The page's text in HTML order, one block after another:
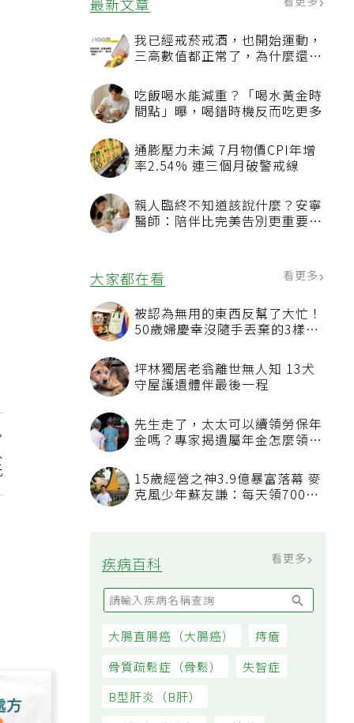
最新文章 看更多
我已經戒菸戒酒，也開始運動，
三高數值都正常了，為什麼還不
吃飯喝水能減重？「喝水黃金時
間點」曝，喝錯時機反而吃更多
通膨壓力未減 7月物價CPI年增
率2.54% 連三個月破警戒線
親人臨終不知道該說什麼？安寧
醫師：陪伴比完美告別更重要，
大家都在看
被認為無用的東西反幫了大忙！
50歲婦慶幸沒隨手丟棄的3樣物
坪林獨居老翁離世無人知 13犬
守屋護遺體伴最後一程
先生走了，太太可以續領勞保年
看順位還要看資格
15歲經營之神3.9億暴富落幕 麥
疾病百科